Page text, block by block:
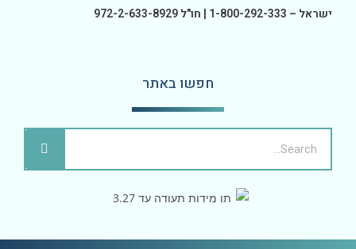
ישראל – 1-800-292-333 | חו"ל 972-2-633-8929
חפשו באתר